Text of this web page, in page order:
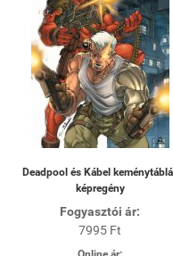
Deadpool és Kábel
képregény
Fogyasztói ár:
7995 Ft